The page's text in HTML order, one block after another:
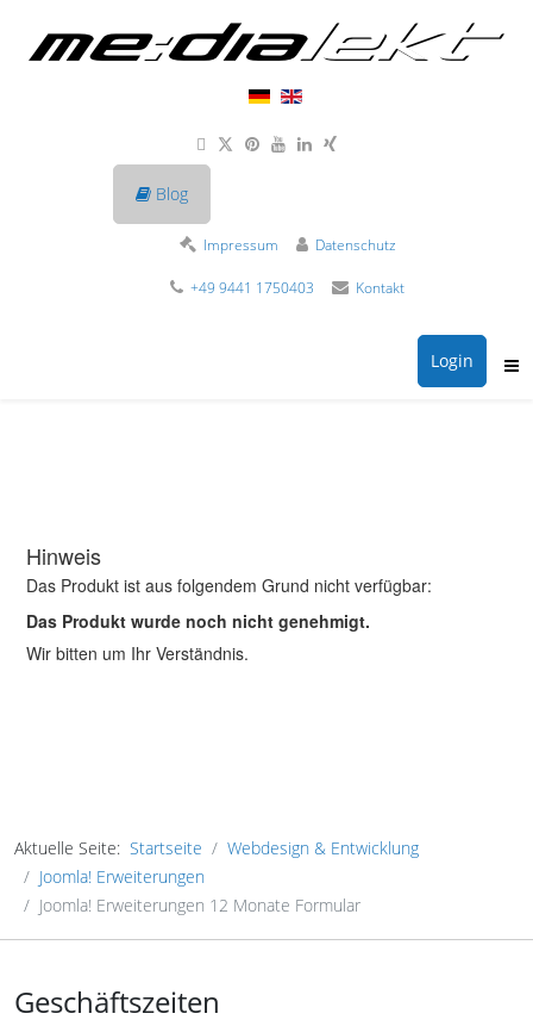
Blog
Impressum Datenschutz
+49 9441 1750403 Kontakt
Login
Aktuelle Seite: Startseite
Webdesign & Entwicklung
Joomla! Erweiterungen
Joomla! Erweiterungen 12 Monate Formular
Geschäftszeiten